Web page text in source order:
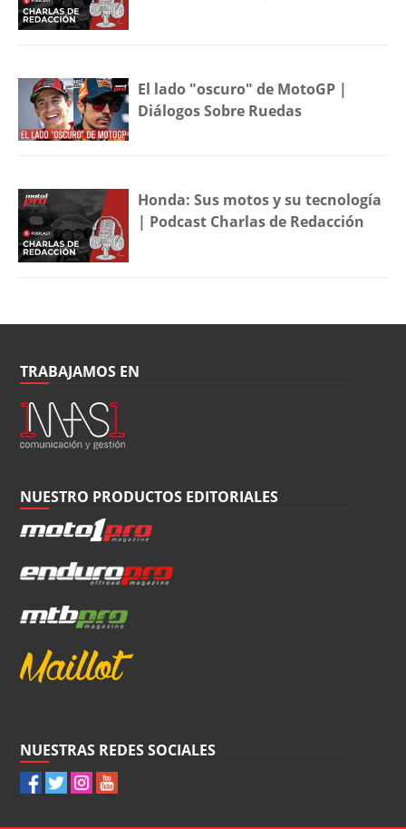
El lado "oscuro" de MotoGP |
Diálogos Sobre Ruedas
Honda: Sus motos y su tecnología
| Podcast Charlas de Redacción
TRABAJAMOS EN
NUESTRO PRODUCTOS EDITORIALES
NUESTRAS REDES SOCIALES